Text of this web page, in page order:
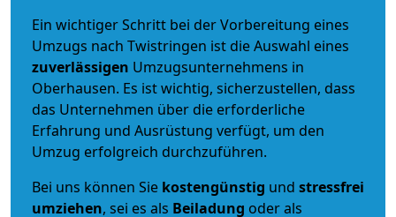
Ein wichtiger Schritt bei der Vorbereitung eines
Umzugs nach Twistringen ist die Auswahl eines
zuverlässigen Umzugsunternehmens in
Oberhausen. Es ist wichtig, sicherzustellen, dass
das Unternehmen über die erforderliche
Erfahrung und Ausrüstung verfügt, um den
Umzug erfolgreich durchzuführen.
Bei uns können Sie kostengünstig und stressfrei
umziehen, sei es als Beiladung oder als